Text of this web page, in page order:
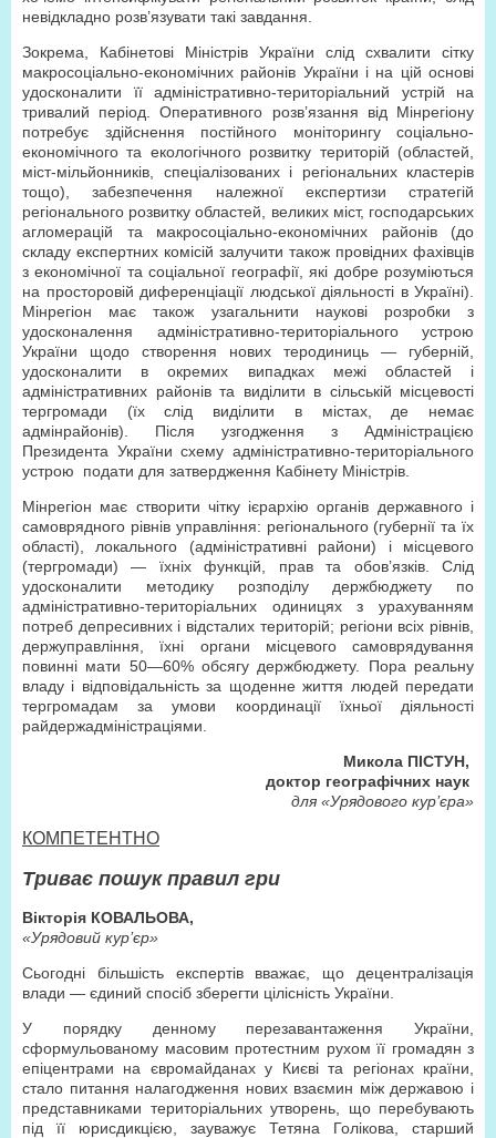
невідкладно розв’язувати такі завдання.
Зокрема, Кабінетові Міністрів України слід схвалити сітку
макросоціально-економічних районів України і на цій основі
удосконалити її адміністративно-територіальний устрій на
тривалий період. Оперативного розв’язання від Мінрегіону
потребує здійснення постійного моніторингу соціально-
економічного та екологічного розвитку територій (областей,
міст-мільйонників, спеціалізованих і регіональних кластерів
тощо), забезпечення належної експертизи стратегій
регіонального розвитку областей, великих міст, господарських
агломерацій та макросоціально-економічних районів (до
складу експертних комісій залучити також провідних фахівців
з економічної та соціальної географії, які добре розуміються
на просторовій диференціації людської діяльності в Україні).
Мінрегіон має також узагальнити наукові розробки з
удосконалення адміністративно-територіального устрою
України щодо створення нових теродиниць — губерній,
удосконалити в окремих випадках межі областей і
адміністративних районів та виділити в сільській місцевості
тергромади (їх слід виділити в містах, де немає
адмінрайонів). Після узгодження з Адміністрацією
Президента України схему адміністративно-територіального
устрою
подати для затвердження Кабінету Міністрів.
Мінрегіон має створити чітку ієрархію органів державного і
самоврядного рівнів управління: регіонального (губернії та їх
області), локального (адміністративні райони) і місцевого
(тергромади) — їхніх функцій, прав та обов’язків. Слід
удосконалити методику розподілу держбюджету по
адміністративно-територіальних одиницях з урахуванням
потреб депресивних і відсталих територій; регіони всіх рівнів,
держуправління, їхні органи місцевого самоврядування
повинні мати 50—60% обсягу держбюджету. Пора реальну
владу і відповідальність за щоденне життя людей передати
тергромадам за умови координації їхньої діяльності
райдержадміністраціями.
Микола ПІСТУН,
доктор географічних наук
для «Урядового кур’єра»
КОМПЕТЕНТНО
Триває пошук правил гри
Вікторія КОВАЛЬОВА,
«Урядовий кур’єр»
Сьогодні більшість експертів вважає, що децентралізація
влади — єдиний спосіб зберегти цілісність України.
У порядку денному перезавантаження України,
сформульованому масовим протестним рухом її громадян з
епіцентрами на євромайданах у Києві та регіонах країни,
стало питання налагодження нових взаємин між державою і
представниками територіальних утворень, що перебувають
під її юрисдикцією, зауважує Тетяна Голікова, старший